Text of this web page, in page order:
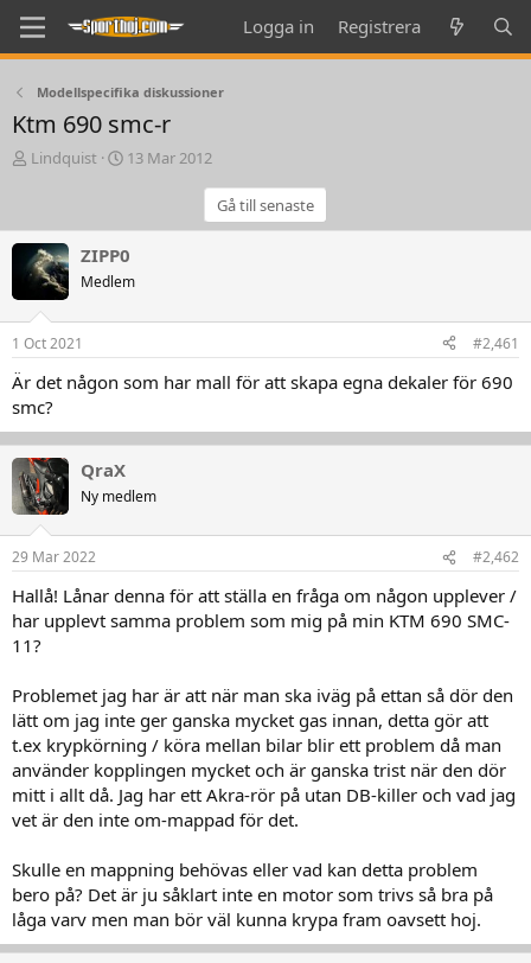
Logga in Registrera
Modellspecifika diskussioner
Ktm 690 smc-r
T
a
d
s
t
a
r
e
r
Lindquist
S
d
a
e
13 Mar 2012
Gå till senaste
ZIPP0
Medlem
1 Oct 2021 #2,461
Är det någon som har mall för att skapa egna dekaler för 690
smc?
QraX
Ny medlem
29 Mar 2022 #2,462
Hallå! Lånar denna för att ställa en fråga om någon upplever /
har upplevt samma problem som mig på min KTM 690 SMC-
11?
Problemet jag har är att när man ska iväg på ettan så dör den
lätt om jag inte ger ganska mycket gas innan, detta gör att
t.ex krypkörning / köra mellan bilar blir ett problem då man
använder kopplingen mycket och är ganska trist när den dör
mitt i allt då. Jag har ett Akra-rör på utan DB-killer och vad jag
vet är den inte om-mappad för det.
Skulle en mappning behövas eller vad kan detta problem
bero på? Det är ju såklart inte en motor som trivs så bra på
låga varv men man bör väl kunna krypa fram oavsett hoj.